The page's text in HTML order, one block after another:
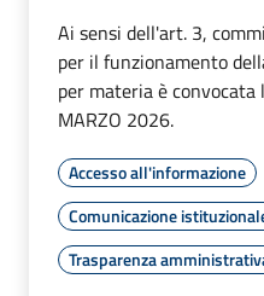
Ai sensi dell'art. 3,
per il funzionamento
per materia è convocata
MARZO 2026.
Accesso all'informazione
Comunicazione
Trasparenza